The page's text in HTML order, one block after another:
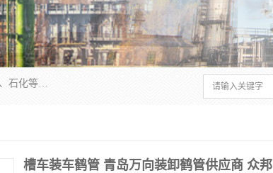
连云港众邦石化设备制造有限公司是一家鹤管厂家主营：鹤管、装车鹤管等，是致力于石油、石化等流体装卸设备(主要产品如鹤管、输油臂、脱缆钩等)的咨询、设计、制造、检测、安装指导、系统调试、维修维护等业务的公司。
槽车装车鹤管 青岛万向装卸鹤管供应商 众邦